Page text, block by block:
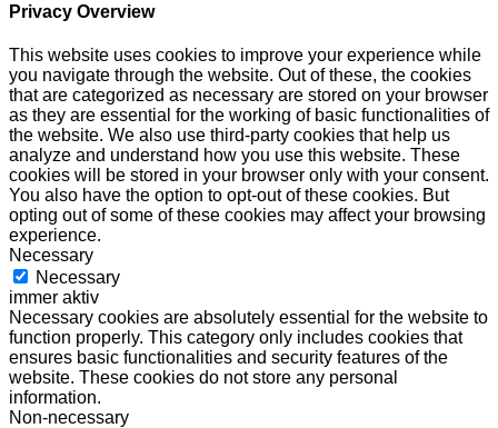
Privacy Overview
This website uses cookies to improve your experience while
you navigate through the website. Out of these, the cookies
that are categorized as necessary are stored on your browser
as they are essential for the working of basic functionalities of
the website. We also use third-party cookies that help us
analyze and understand how you use this website. These
cookies will be stored in your browser only with your consent.
You also have the option to opt-out of these cookies. But
opting out of some of these cookies may affect your browsing
experience.
Necessary
Necessary
immer aktiv
Necessary cookies are absolutely essential for the website to
function properly. This category only includes cookies that
ensures basic functionalities and security features of the
website. These cookies do not store any personal
information.
Non-necessary